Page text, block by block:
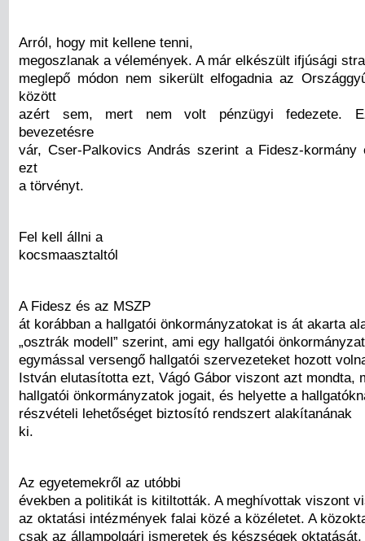
Arról, hogy mit kellene tenni,
megoszlanak a vélemények. A már elkészült ifjúsági
meglepő módon nem sikerült elfogadnia az
között
azért sem, mert nem volt pénzügyi fedezete.
bevezetésre
vár, Cser-Palkovics András szerint a Fidesz-kormány
ezt
a törvényt.
Fel kell állni a
kocsmaasztaltól
A Fidesz és az MSZP
át korábban a hallgatói önkormányzatokat is át akarta
„osztrák modell” szerint, ami egy hallgatói
egymással versengő hallgatói szervezeteket hozott
István elutasította ezt, Vágó Gábor viszont azt mondta,
hallgatói önkormányzatok jogait, és helyette a
részvételi lehetőséget biztosító rendszert alakítanának
ki.
Az egyetemekről az utóbbi
években a politikát is kitiltották. A meghívottak viszont
az oktatási intézmények falai közé a közéletet. A
csak az állampolgári ismeretek és készségek